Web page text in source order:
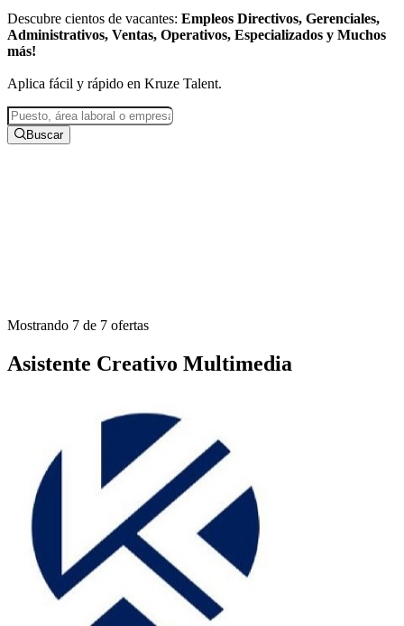
Descubre cientos de vacantes: Empleos Directivos, Gerenciales,
Administrativos, Ventas, Operativos, Especializados y Muchos
más!
Aplica fácil y rápido en Kruze Talent.
Buscar
Mostrando 7 de 7 ofertas
Asistente Creativo Multimedia